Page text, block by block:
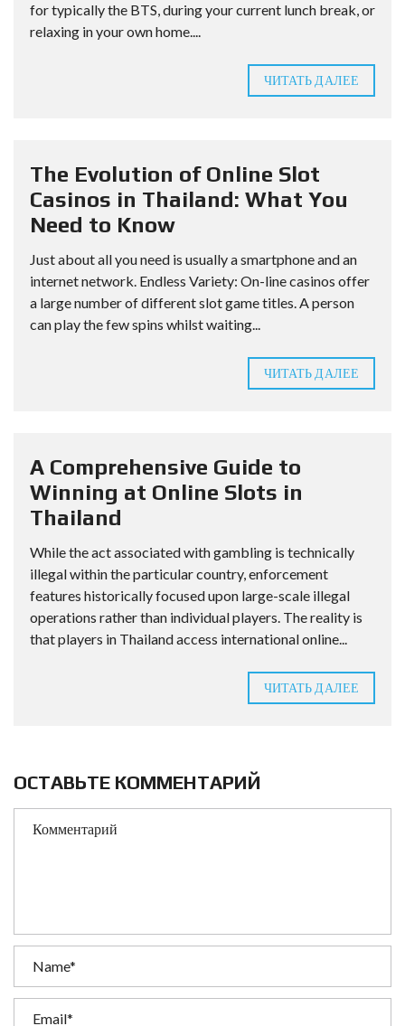
for typically the BTS, during your current lunch break, or
relaxing in your own home....
ЧИТАТЬ ДАЛЕЕ
The Evolution of Online Slot
Casinos in Thailand: What You
Need to Know
Just about all you need is usually a smartphone and an
internet network. Endless Variety: On-line casinos offer
a large number of different slot game titles. A person
can play the few spins whilst waiting...
ЧИТАТЬ ДАЛЕЕ
A Comprehensive Guide to
Winning at Online Slots in
Thailand
While the act associated with gambling is technically
illegal within the particular country, enforcement
features historically focused upon large-scale illegal
operations rather than individual players. The reality is
that players in Thailand access international online...
ЧИТАТЬ ДАЛЕЕ
ОСТАВЬТЕ КОММЕНТАРИЙ